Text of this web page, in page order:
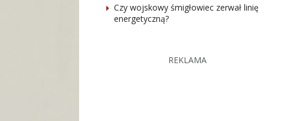
Czy wojskowy śmigłowiec zerwał linię
energetyczną?
REKLAMA